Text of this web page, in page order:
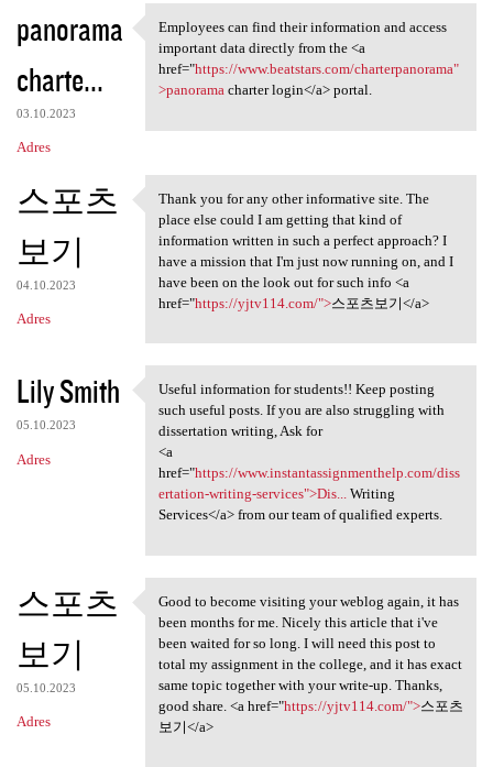
z
e
panorama
charte...
03.10.2023
Adres
Employees can find their
Employees can find their information and access
important data directly from the <a
href="https://www.beatstars.com/charterpanorama"
>panoramacharter login</a> portal.
스포츠
보기
04.10.2023
Adres
Thank you for any other
Thank you for any other informative site. The
place else could I am getting that kind of
information written in such a perfect approach? I
have a mission that I'm just now running on, and I
have been on the look out for such info <a
href="https://yjtv114.com/">스포츠보기</a>
Lily Smith
05.10.2023
Adres
Useful information for
Useful information for students!! Keep posting
such useful posts. If you are also struggling with
dissertation writing, Ask for
<a
href="https://www.instantassignmenthelp.com/diss
ertation-writing-services">Dis...Writing
Services</a> from our team of qualified experts.
스포츠
보기
05.10.2023
Adres
Good to become visiting your
Good to become visiting your weblog again, it has
been months for me. Nicely this article that i've
been waited for so long. I will need this post to
total my assignment in the college, and it has exact
same topic together with your write-up. Thanks,
good share. <a href="https://yjtv114.com/">스포츠
보기</a>